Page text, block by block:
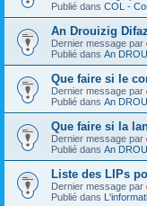
Publié dans COL -
An Drouizig
Dernier message par
Publié dans An
Que faire si le
Dernier message par
Publié dans An
Que faire si la
Dernier message par
Publié dans An
Liste des LIPs
Dernier message par
Publié dans